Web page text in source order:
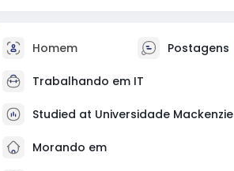
Homem Postagens
Trabalhando em IT
Studied at Universidade Mackenzie
Morando em